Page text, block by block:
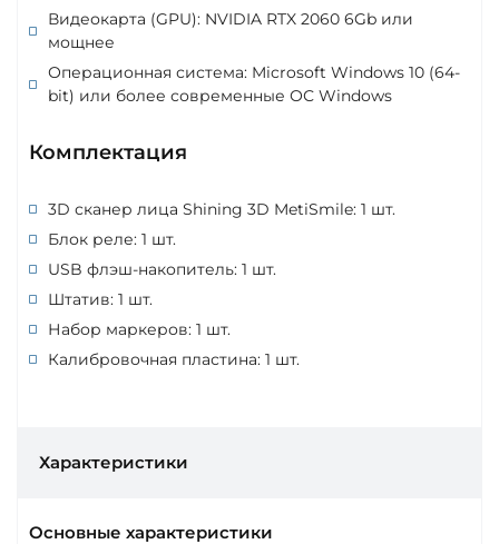
Видеокарта (GPU): NVIDIA RTX 2060 6Gb или
мощнее
Операционная система: Microsoft Windows 10 (64-
bit) или более современные ОС Windows
Комплектация
3D сканер лица Shining 3D MetiSmile: 1 шт.
Блок реле: 1 шт.
USB флэш-накопитель: 1 шт.
Штатив: 1 шт.
Набор маркеров: 1 шт.
Калибровочная пластина: 1 шт.
Характеристики
Основные характеристики